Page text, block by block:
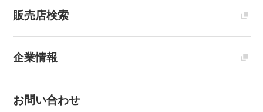
販売店検索
企業情報
お問い合わせ